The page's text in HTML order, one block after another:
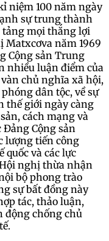
niệm 100 năm ngày
sự trung thành
mọi thắng lợi
Matxcơva năm 1969
Cộng sản Trung
nhiều luận điểm của
chủ nghĩa xã hội,
dân tộc, về sự
thế giới ngày càng
cách mạng và
Đảng Cộng sản
lượng tiến công
và các lực
nghị thừa nhận
bộ phong trào
sự bất đồng này
tác, thảo luận,
động chống chủ